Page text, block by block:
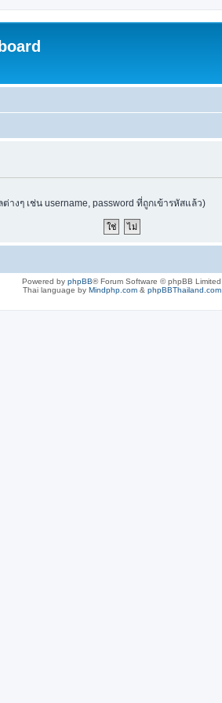
งๆ เช่น username, password ที่ถูกเข้ารหัสแล้ว)
Powered by phpBB® Forum Software © phpBB Limited
Thai language by Mindphp.com& phpBBThailand.com